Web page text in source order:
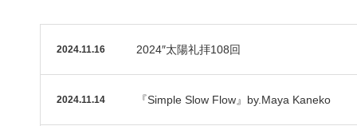
2024.11.16 2024″太陽礼拝108回
2024.11.14 『Simple Slow Flow』by.Maya Kaneko